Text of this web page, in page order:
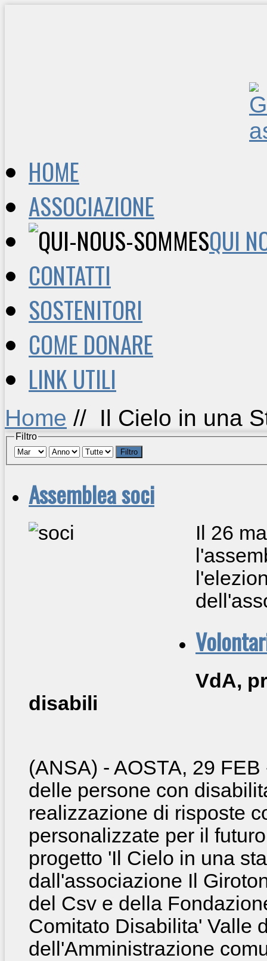
HOME
ASSOCIAZIONE
QUI
CONTATTI
SOSTENITORI
COME DONARE
LINK UTILI
Home // Il Cielo in una
Filtro
Filtro
Assemblea soci
Il 26
VdA,
disabili
(ANSA) - AOSTA, 29
delle persone con
realizzazione di risposte
personalizzate per il
progetto 'Il Cielo in una
dall'associazione Il
del Csv e della
Comitato Disabilita' Valle
dell'Amministrazione